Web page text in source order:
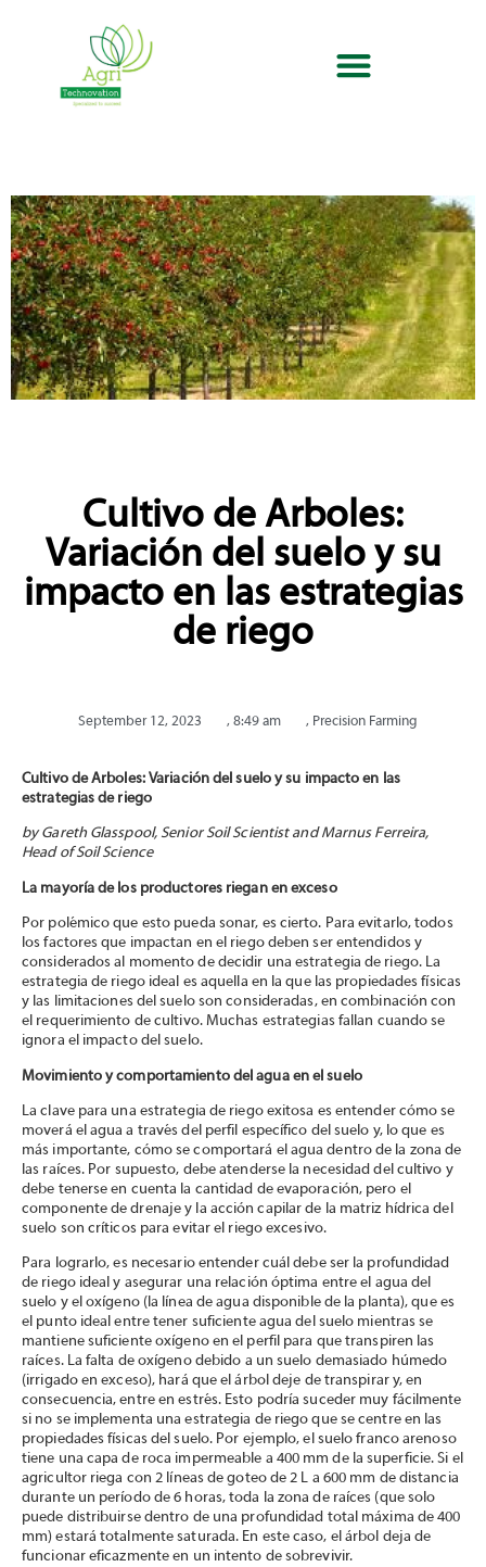
Cultivo de Arboles:
Variación del suelo y su
impacto en las estrategias
de riego
September 12, 2023 , 8:49 am , Precision Farming
Cultivo de Arboles: Variación del suelo y su impacto en las
estrategias de riego
by Gareth Glasspool, Senior Soil Scientist andMarnus Ferreira,
Head of Soil Science
La mayoría de los productores riegan en exceso
Por polémico que esto pueda sonar, es cierto. Para evitarlo, todos
los factores que impactan en el riego deben ser entendidos y
considerados al momento de decidir una estrategia de riego. La
estrategia de riego ideal es aquella en la que las propiedades físicas
y las limitaciones del suelo son consideradas, en combinación con
el requerimiento de cultivo. Muchas estrategias fallan cuando se
ignora el impacto del suelo.
Movimiento y comportamiento del agua en el suelo
La clave para una estrategia de riego exitosa es entender cómo se
moverá el agua a través del perfil específico del suelo y, lo que es
más importante, cómo se comportará el agua dentro de la zona de
las raíces. Por supuesto, debe atenderse la necesidad del cultivo y
debe tenerse en cuenta la cantidad de evaporación, pero el
componente de drenaje y la acción capilar de la matriz hídrica del
suelo son críticos para evitar el riego excesivo.
Para lograrlo, es necesario entender cuál debe ser la profundidad
de riego ideal y asegurar una relación óptima entre el agua del
suelo y el oxígeno (la línea de agua disponible de la planta), que es
el punto ideal entre tener suficiente agua del suelo mientras se
mantiene suficiente oxígeno en el perfil para que transpiren las
raíces. La falta de oxígeno debido a un suelo demasiado húmedo
(irrigado en exceso), hará que el árbol deje de transpirar y, en
consecuencia, entre en estrés. Esto podría suceder muy fácilmente
si no se implementa una estrategia de riego que se centre en las
propiedades físicas del suelo. Por ejemplo, el suelo franco arenoso
tiene una capa de roca impermeable a 400 mm de la superficie. Si el
agricultor riega con 2 líneas de goteo de 2 L a 600 mm de distancia
durante un período de 6 horas, toda la zona de raíces (que solo
puede distribuirse dentro de una profundidad total máxima de 400
mm) estará totalmente saturada. En este caso, el árbol deja de
funcionar eficazmente en un intento de sobrevivir.